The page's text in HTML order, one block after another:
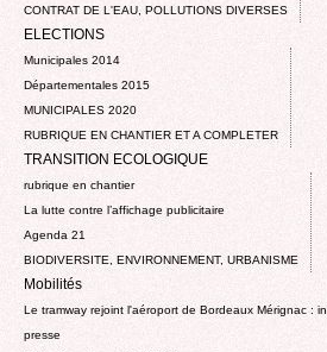
CONTRAT DE L'EAU, POLLUTIONS DIVERSES
ELECTIONS
Municipales 2014
Départementales 2015
MUNICIPALES 2020
RUBRIQUE EN CHANTIER ET A COMPLETER
TRANSITION ECOLOGIQUE
rubrique en chantier
La lutte contre l’affichage publicitaire
Agenda 21
BIODIVERSITE, ENVIRONNEMENT, URBANISME
Mobilités
Le tramway rejoint l'aéroport de Bordeaux Mérignac :
presse